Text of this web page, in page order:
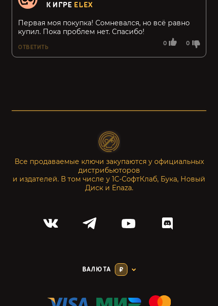
К ИГРЕ ELEX
0 0
Первая моя покупка! Сомневался, но всё равно
купил. Пока проблем нет. Спасибо!
ОТВЕТИТЬ
Все продаваемые ключи закупаются у официальных
дистрибьюторов
и издателей. В том числе у 1С-СофтКлаб, Бука, Новый
Диск и Enaza.
ВАЛЮТА ₽